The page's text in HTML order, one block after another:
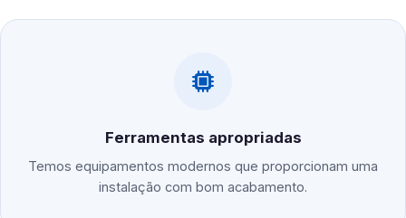
Ferramentas apropriadas
Temos equipamentos modernos que proporcionam uma
instalação com bom acabamento.